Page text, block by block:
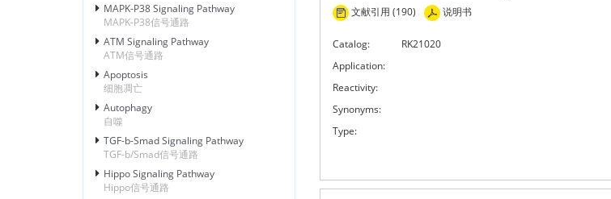
MAPK-P38 Signaling Pathway
MAPK-P38信号通路
ATM Signaling Pathway
ATM信号通路
Apoptosis
细胞凋亡
Autophagy
自噬
TGF-b-Smad Signaling Pathway
TGF-b/Smad信号通路
Hippo Signaling Pathway
Hippo信号通路
文献引用 (190) 说明书
Catalog:
RK21020
Application:
Reactivity:
Synonyms:
Type: